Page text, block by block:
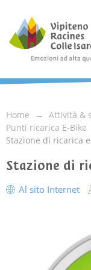
Home Attività &
Punti ricarica E-Bike
Stazione di ricarica
Stazione di
Al sito Internet